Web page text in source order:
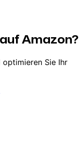
Amazon?
Sie Ihr